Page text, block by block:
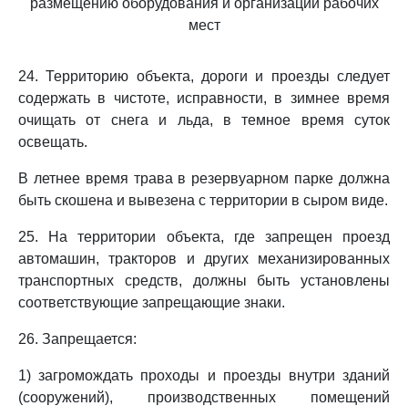
размещению оборудования и организации рабочих
мест
24. Территорию объекта, дороги и проезды следует
содержать в чистоте, исправности, в зимнее время
очищать от снега и льда, в темное время суток
освещать.
В летнее время трава в резервуарном парке должна
быть скошена и вывезена с территории в сыром виде.
25. На территории объекта, где запрещен проезд
автомашин, тракторов и других механизированных
транспортных средств, должны быть установлены
соответствующие запрещающие знаки.
26. Запрещается:
1) загромождать проходы и проезды внутри зданий
(сооружений), производственных помещений